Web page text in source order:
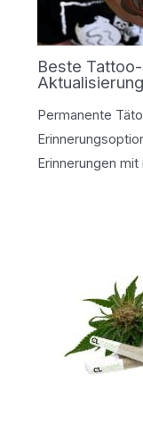
Beste
Permanente
Erinnerungen